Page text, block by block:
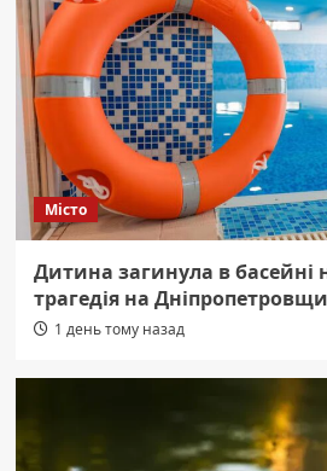
Місто
Дитина загинула в басейні
трагедія на
1 день тому назад